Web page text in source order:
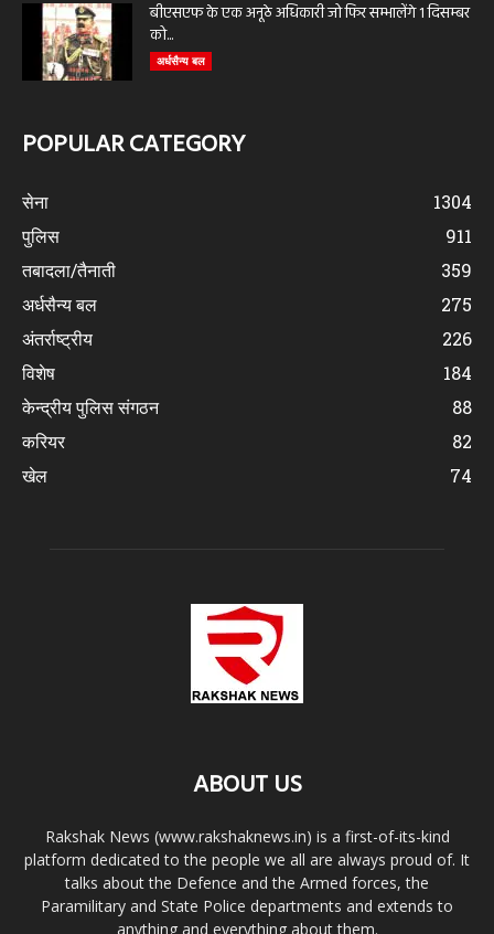
बीएसएफ के एक अनूठे अधिकारी जो फिर सम्भालेंगे 1 दिसम्बर
को...
अर्धसैन्य बल
POPULAR CATEGORY
सेना
1304
पुलिस
911
तबादला/तैनाती
359
अर्धसैन्य बल
275
अंतर्राष्ट्रीय
226
विशेष
184
केन्द्रीय पुलिस संगठन
88
करियर
82
खेल
74
ABOUT US
Rakshak News (www.rakshaknews.in) is a first-of-its-kind
platform dedicated to the people we all are always proud of. It
talks about the Defence and the Armed forces, the
Paramilitary and State Police departments and extends to
anything and everything about them.